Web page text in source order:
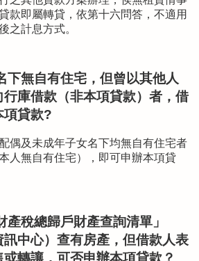
款即屬轉貸，依第十六問答，不適用
之計息方式。
下無自有住宅，但曾以其他人
行庫借款（非本項貸款）者，借
項貸款?
偶及未成年子女名下均無自有住宅者
人無自有住宅），即可申辦本項貸
產稅總歸戶財產查詢清單」
訊中心）查有房產，但借款人表
轉讓，可否申辦本項貸款？